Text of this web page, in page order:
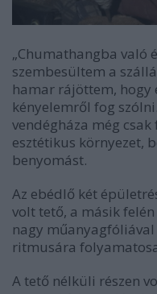
„Chumathangba való
szembesültem a
hamar rájöttem, hogy
kényelemről fog
vendégháza még csak
esztétikus környezet,
benyomást.
Az ebédlő két
volt tető, a másik
nagy
ritmusára
A tető nélküli részen